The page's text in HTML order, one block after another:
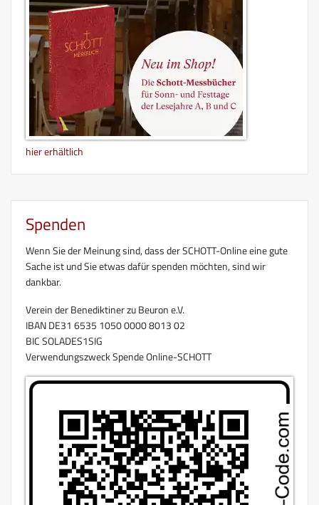
hier erhältlich
Spenden
Wenn Sie der Meinung sind, dass der SCHOTT-Online eine gute
Sache ist und Sie etwas dafür spenden möchten, sind wir
dankbar.
Verein der Benediktiner zu Beuron e.V.
IBAN DE31 6535 1050 0000 8013 02
BIC SOLADES1SIG
Verwendungszweck Spende Online-SCHOTT